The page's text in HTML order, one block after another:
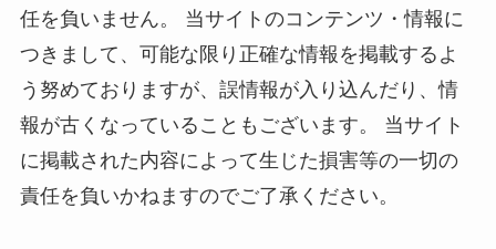
任を負いません。 当サイトのコンテンツ・情報に
つきまして、可能な限り正確な情報を掲載するよ
う努めておりますが、誤情報が入り込んだり、情
報が古くなっていることもございます。 当サイト
に掲載された内容によって生じた損害等の一切の
責任を負いかねますのでご了承ください。